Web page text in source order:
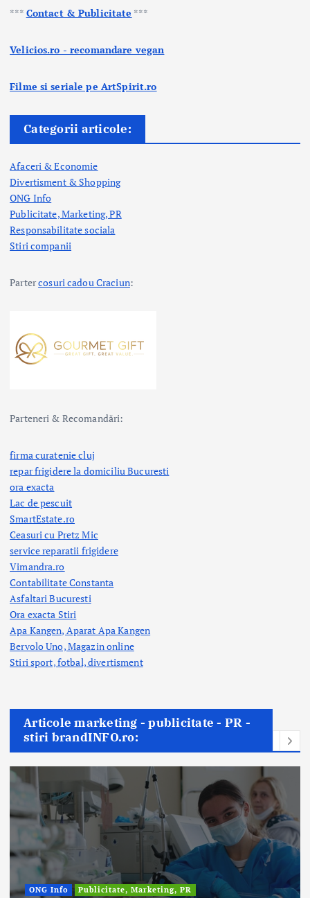
*** Contact & Publicitate ***
Velicios.ro - recomandare vegan
Filme si seriale pe ArtSpirit.ro
Categorii articole:
Afaceri & Economie
Divertisment & Shopping
ONG Info
Publicitate, Marketing, PR
Responsabilitate sociala
Stiri companii
Partercosuri cadou Craciun:
Parteneri & Recomandări:
firma curatenie cluj
repar frigidere la domiciliu Bucuresti
ora exacta
Lac de pescuit
SmartEstate.ro
Ceasuri cu Pretz Mic
service reparatii frigidere
Vimandra.ro
Contabilitate Constanta
Asfaltari Bucuresti
Ora exacta Stiri
Apa Kangen, Aparat Apa Kangen
Bervolo Uno, Magazin online
Stiri sport, fotbal,divertisment
Articole marketing - publicitate - PR -
stiri brandINFO.ro:
ONG Info Publicitate, Marketing, PR